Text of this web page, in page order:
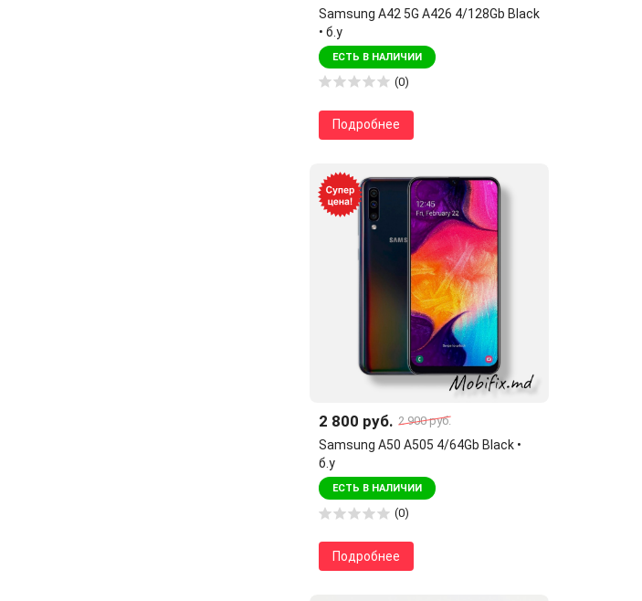
Samsung A42 5G A426 4/128Gb Black
• б.у
ЕСТЬ В НАЛИЧИИ
(0)
Подробнее
2 800 руб. 2 900 руб.
Samsung A50 A505 4/64Gb Black •
б.у
ЕСТЬ В НАЛИЧИИ
(0)
Подробнее